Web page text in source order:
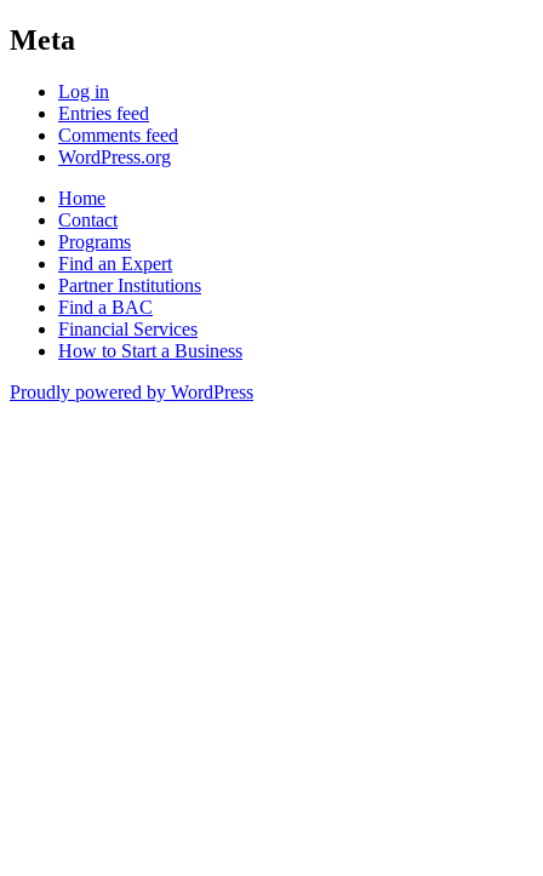
Meta
Log in
Entries feed
Comments feed
WordPress.org
Home
Contact
Programs
Find an Expert
Partner Institutions
Find a BAC
Financial Services
How to Start a Business
Proudly powered by WordPress